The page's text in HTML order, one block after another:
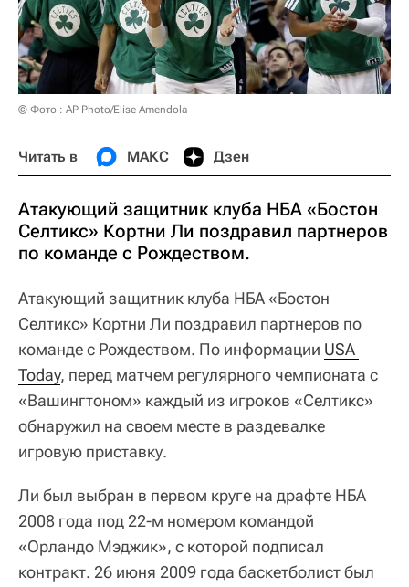
© Фото : AP Photo/Elise Amendola
Читать в МАКС Дзен
Атакующий защитник клуба НБА «Бостон
Селтикс» Кортни Ли поздравил партнеров
по команде с Рождеством.
Атакующий защитник клуба НБА «Бостон
Селтикс» Кортни Ли поздравил партнеров по
команде с Рождеством. По информации USA
Today, перед матчем регулярного чемпионата с
«Вашингтоном» каждый из игроков «Селтикс»
обнаружил на своем месте в раздевалке
игровую приставку.
Ли был выбран в первом круге на драфте НБА
2008 года под 22-м номером командой
«Орландо Мэджик», с которой подписал
контракт. 26 июня 2009 года баскетболист был